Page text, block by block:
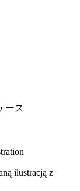
ース
ilustracją z